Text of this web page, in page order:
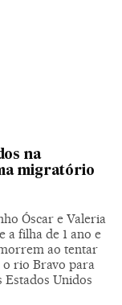
na
migratório
Óscar e Valeria
a filha de 1 ano e
ao tentar
o rio Bravo para
Estados Unidos